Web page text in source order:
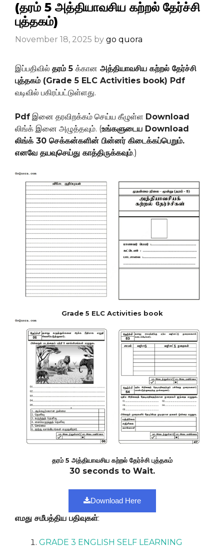
(தரம் 5 அத்தியாவசிய கற்றல் தேர்ச்சி
புத்தகம்)
November 18, 2025 by go quora
இப்பதிவில் தரம் 5 க்கான அத்தியாவசிய கற்றல் தேர்ச்சி
புத்தகம் (Grade 5 ELC Activities book) Pdf
வடிவில் பகிரப்பட்டுள்ளது.
Pdf இனை தரவிறக்கம் செய்ய கீழுள்ள Download
லிங்க் இனை அழுத்தவும். (உங்களுடைய Download
லிங்க் 30 செக்கன்களின் பின்னர் கிடைக்கப்பெறும்.
எனவே தயவுசெய்து காத்திருக்கவும்.)
Grade 5 ELC Activities book
தரம் 5 அத்தியாவசிய கற்றல் தேர்ச்சி புத்தகம்
30 seconds to Wait.
Download Here
எமது சமீபத்திய பதிவுகள்:
GRADE 3 ENGLISH SELF LEARNING